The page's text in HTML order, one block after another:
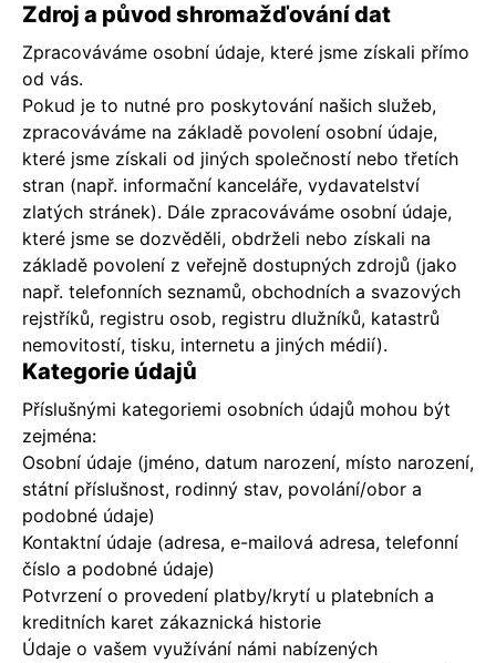
Zdroj a původ shromažďování dat
Zpracováváme osobní údaje, které jsme získali přímo
od vás.
Pokud je to nutné pro poskytování našich služeb,
zpracováváme na základě povolení osobní údaje,
které jsme získali od jiných společností nebo třetích
stran (např. informační kanceláře, vydavatelství
zlatých stránek). Dále zpracováváme osobní údaje,
které jsme se dozvěděli, obdrželi nebo získali na
základě povolení z veřejně dostupných zdrojů (jako
např. telefonních seznamů, obchodních a svazových
rejstříků, registru osob, registru dlužníků, katastrů
nemovitostí, tisku, internetu a jiných médií).
Kategorie údajů
Příslušnými kategoriemi osobních údajů mohou být
zejména:
Osobní údaje (jméno, datum narození, místo narození,
státní příslušnost, rodinný stav, povolání/obor a
podobné údaje)
Kontaktní údaje (adresa, e-mailová adresa, telefonní
číslo a podobné údaje)
Potvrzení o provedení platby/krytí u platebních a
kreditních karet zákaznická historie
Údaje o vašem využívání námi nabízených